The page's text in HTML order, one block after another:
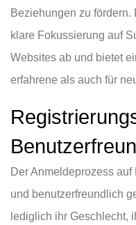
Beziehungen zu fördern.
klare Fokussierung auf
Websites ab und bietet
erfahrene als auch für
Der Anmeldeprozess
und benutzerfreundlich
lediglich ihr Geschlecht,